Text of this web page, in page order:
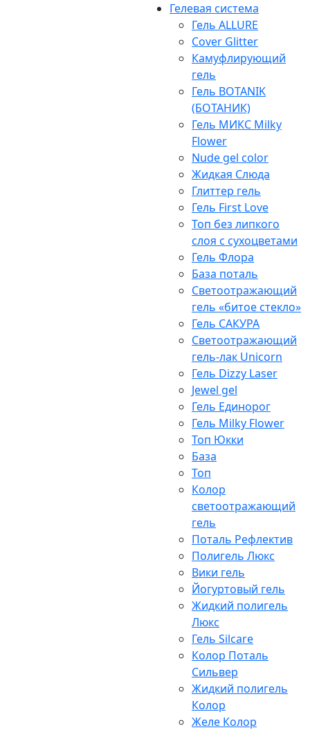
Гелевая система
Гель ALLURE
Cover Glitter
Камуфлирующий
гель
Гель BOTANIK
(БОТАНИК)
Гель МИКС Milky
Flower
Nude gel color
Жидкая Слюда
Глиттер гель
Гель First Love
Топ без липкого
слоя с сухоцветами
Гель Флора
База поталь
Светоотражающий
гель «битое стекло»
Гель САКУРА
Светоотражающий
гель-лак Unicorn
Гель Dizzy Laser
Jewel gel
Гель Единорог
Гель Milky Flower
Топ Юкки
База
Топ
Колор
светоотражающий
гель
Поталь Рефлектив
Полигель Люкс
Вики гель
Йогуртовый гель
Жидкий полигель
Люкс
Гель Silcare
Колор Поталь
Сильвер
Жидкий полигель
Колор
Желе Колор